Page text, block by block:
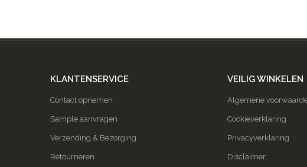
KLANTENSERVICE
Contact opnemen
Sample aanvragen
Verzending & Bezorging
Retourneren
VEILIG WINKELEN
Algemene
Cookieverklaring
Privacyverklaring
Disclaimer